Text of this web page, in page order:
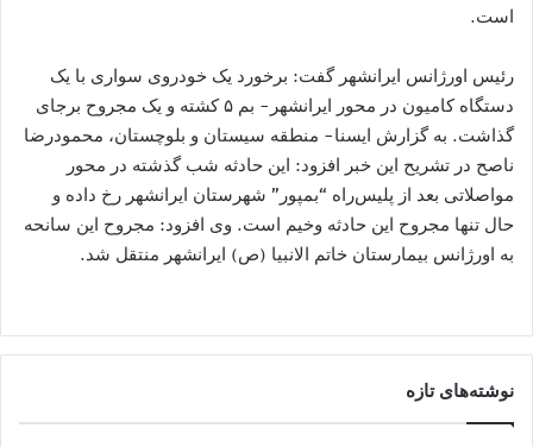
است.
رئیس اورژانس ایرانشهر گفت: برخورد یک خودروی سواری با یک
دستگاه کامیون در محور ایرانشهر- بم ۵ کشته و یک مجروح برجای
گذاشت. به گزارش ایسنا- منطقه سیستان و بلوچستان، محمودرضا
ناصح در تشریح این خبر افزود: این حادثه شب گذشته در محور
مواصلاتی بعد از پلیس‌راه “بمپور” شهرستان ایرانشهر رخ داده و
حال تنها مجروح این حادثه وخیم است. وی افزود: مجروح این سانحه
به اورژانس بیمارستان خاتم الانبیا (ص) ایرانشهر منتقل شد.
نوشته‌های تازه